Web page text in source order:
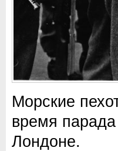
Морские
время
Лондоне.